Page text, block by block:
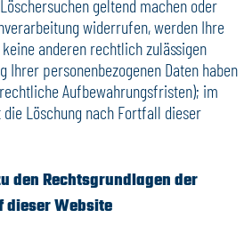
geltend machen oder
widerrufen, werden Ihre
anderen rechtlich zulässigen
Ihrer personenbezogenen Daten haben
Aufbewahrungsfristen); im
Löschung nach Fortfall dieser
den Rechtsgrundlagen der
dieser Website